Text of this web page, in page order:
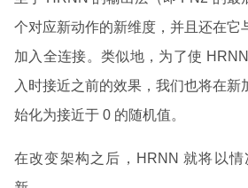
个对应新动作的新维度，并且还在它
加入全连接。类似地，为了使
入时接近之前的效果，我们也将在新
始化为接近于 0 的随机值。
在改变架构之后，HRNN 就将以